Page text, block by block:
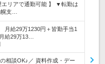
エリアで通勤可能 】 ▼転勤は
支…
月給29万1230円＋皆勤手当1
給29万13…
相談OK♪／ 資料作成・デー